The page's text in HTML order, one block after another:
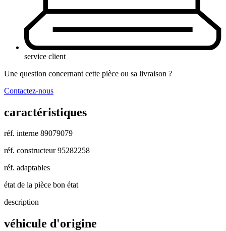
service client
Une question concernant cette pièce ou sa livraison ?
Contactez-nous
caractéristiques
réf. interne 89079079
réf. constructeur 95282258
réf. adaptables
état de la pièce bon état
description
véhicule d'origine